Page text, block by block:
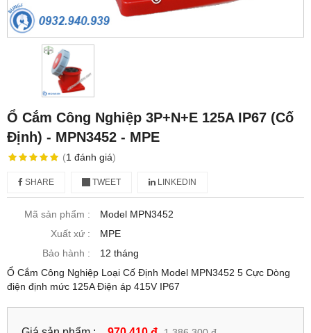
Ổ Cắm Công Nghiệp 3P+N+E 125A IP67 (Cố
Định) - MPN3452 - MPE
(1 đánh giá)
SHARE TWEET LINKEDIN
Mã sản phẩm :
Model MPN3452
Xuất xứ :
MPE
Bảo hành :
12 tháng
Ổ Cắm Công Nghiệp Loại Cố Định Model MPN3452 5 Cực Dòng
điện định mức 125A Điện áp 415V IP67